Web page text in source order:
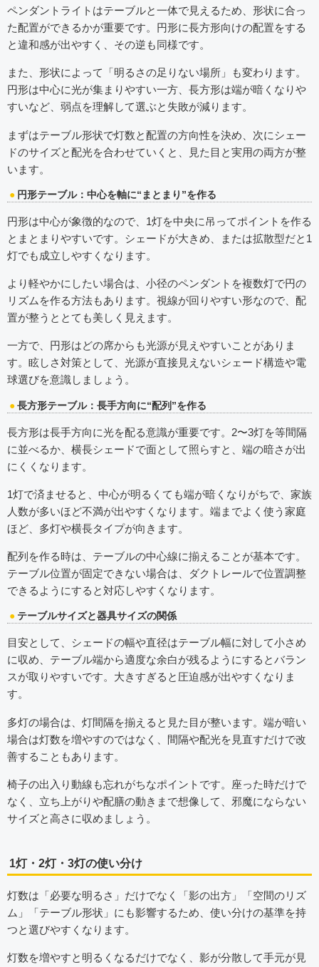
ペンダントライトはテーブルと一体で見えるため、形状に合っ
た配置ができるかが重要です。円形に長方形向けの配置をする
と違和感が出やすく、その逆も同様です。
また、形状によって「明るさの足りない場所」も変わります。
円形は中心に光が集まりやすい一方、長方形は端が暗くなりや
すいなど、弱点を理解して選ぶと失敗が減ります。
まずはテーブル形状で灯数と配置の方向性を決め、次にシェー
ドのサイズと配光を合わせていくと、見た目と実用の両方が整
います。
円形テーブル：中心を軸に“まとまり”を作る
円形は中心が象徴的なので、1灯を中央に吊ってポイントを作る
とまとまりやすいです。シェードが大きめ、または拡散型だと1
灯でも成立しやすくなります。
より軽やかにしたい場合は、小径のペンダントを複数灯で円の
リズムを作る方法もあります。視線が回りやすい形なので、配
置が整うととても美しく見えます。
一方で、円形はどの席からも光源が見えやすいことがありま
す。眩しさ対策として、光源が直接見えないシェード構造や電
球選びを意識しましょう。
長方形テーブル：長手方向に“配列”を作る
長方形は長手方向に光を配る意識が重要です。2〜3灯を等間隔
に並べるか、横長シェードで面として照らすと、端の暗さが出
にくくなります。
1灯で済ませると、中心が明るくても端が暗くなりがちで、家族
人数が多いほど不満が出やすくなります。端までよく使う家庭
ほど、多灯や横長タイプが向きます。
配列を作る時は、テーブルの中心線に揃えることが基本です。
テーブル位置が固定できない場合は、ダクトレールで位置調整
できるようにすると対応しやすくなります。
テーブルサイズと器具サイズの関係
目安として、シェードの幅や直径はテーブル幅に対して小さめ
に収め、テーブル端から適度な余白が残るようにするとバラン
スが取りやすいです。大きすぎると圧迫感が出やすくなりま
す。
多灯の場合は、灯間隔を揃えると見た目が整います。端が暗い
場合は灯数を増やすのではなく、間隔や配光を見直すだけで改
善することもあります。
椅子の出入り動線も忘れがちなポイントです。座った時だけで
なく、立ち上がりや配膳の動きまで想像して、邪魔にならない
サイズと高さに収めましょう。
1灯・2灯・3灯の使い分け
灯数は「必要な明るさ」だけでなく「影の出方」「空間のリズ
ム」「テーブル形状」にも影響するため、使い分けの基準を持
つと選びやすくなります。
灯数を増やすと明るくなるだけでなく、影が分散して手元が見